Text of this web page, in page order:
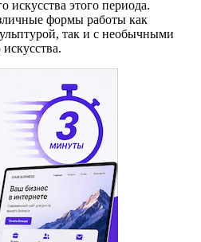
искусства этого периода.
формы работы как
так и с необычными